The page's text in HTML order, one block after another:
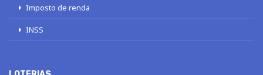
Imposto de renda
INSS